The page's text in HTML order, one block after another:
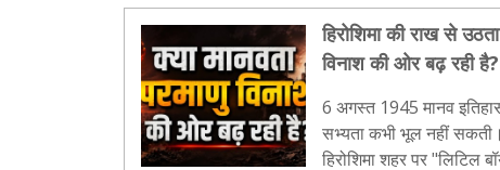
हिरोशिमा की राख से
विनाश की ओर बढ़ रही है?
6 अगस्त 1945 मानव
सभ्यता कभी भूल नहीं
हिरोशिमा शहर पर "लिटिल